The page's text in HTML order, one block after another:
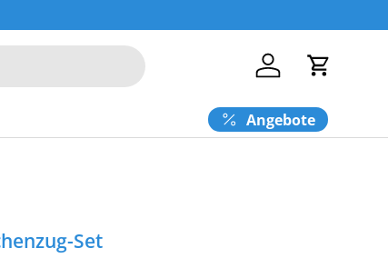
Einloggen
Angebote
Set